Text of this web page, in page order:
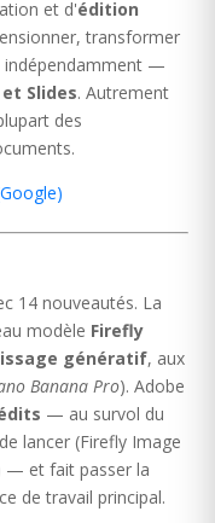
et d'édition
transformer
indépendamment —
Slides. Autrement
des
14 nouveautés. La
modèle Firefly
génératif, aux
Banana Pro). Adobe
— au survol du
lancer (Firefly Image
— et fait passer la
de travail principal.